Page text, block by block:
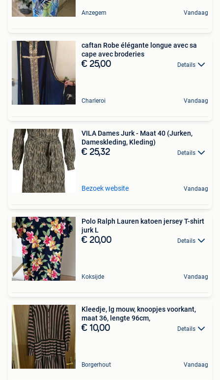
Anzegem Vandaag
caftan Robe élégante longue avec sa
cape avec broderies
€ 25,00 Details
Charleroi Vandaag
VILA Dames Jurk - Maat 40 (Jurken,
Dameskleding, Kleding)
€ 25,32 Details
Bezoek website Vandaag
Polo Ralph Lauren katoen jersey T-shirt
jurk L
€ 20,00 Details
Koksijde Vandaag
Kleedje, lg mouw, knoopjes voorkant,
maat 36, lengte 96cm,
€ 10,00 Details
Borgerhout Vandaag